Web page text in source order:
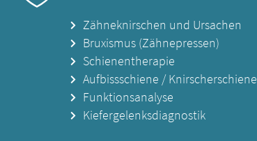
Zähneknirschen und Ursachen
Bruxismus (Zähnepressen)
Schienentherapie
Aufbissschiene / Knirscherschiene
Funktionsanalyse
Kiefergelenksdiagnostik